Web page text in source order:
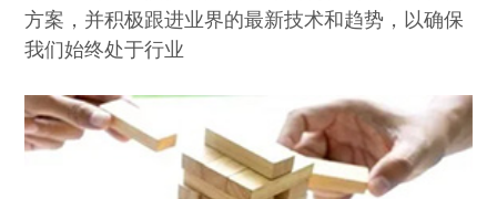
方案，并积极跟进业界的最新技术和趋势，以确保
我们始终处于行业